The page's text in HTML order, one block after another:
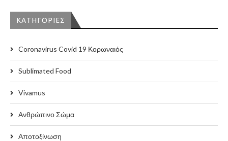
KΑΤΗΓΟΡΊΕΣ
Coronavirus Covid 19 Κορωναιός
Sublimated Food
Vivamus
Ανθρώπινο Σώμα
Αποτοξίνωση